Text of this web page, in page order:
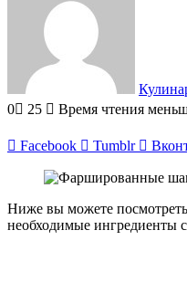
0
25 Время чтения
Facebook Tumblr
Ниже вы можете
необходимые ингредиенты